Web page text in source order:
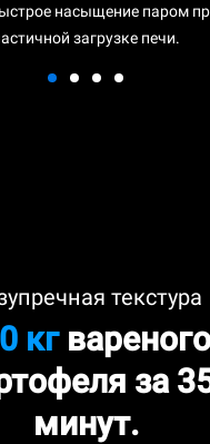
насыщение паром
загрузке печи.
текстура
кг вареного
за
минут.